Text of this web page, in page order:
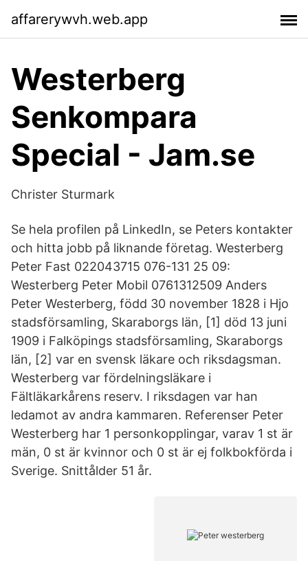
affarerywvh.web.app
Westerberg
Senkompara
Special - Jam.se
Christer Sturmark
Se hela profilen på LinkedIn, se Peters kontakter
och hitta jobb på liknande företag. Westerberg
Peter Fast 022043715 076-131 25 09:
Westerberg Peter Mobil 0761312509 Anders
Peter Westerberg, född 30 november 1828 i Hjo
stadsförsamling, Skaraborgs län, [1] död 13 juni
1909 i Falköpings stadsförsamling, Skaraborgs
län, [2] var en svensk läkare och riksdagsman.
Westerberg var fördelningsläkare i
Fältläkarkårens reserv. I riksdagen var han
ledamot av andra kammaren. Referenser Peter
Westerberg har 1 personkopplingar, varav 1 st är
män, 0 st är kvinnor och 0 st är ej folkbokförda i
Sverige. Snittålder 51 år.